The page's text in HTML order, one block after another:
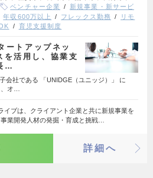
ベンチャー企業
新規事業・新サービ
年収600万以上 フレックス勤務
リモ
育児支援制度
ートアップネッ
を活用し、協業支
…
会社である 「UNIDGE（ユニッジ）」 に
オ…
イブは、クライアント企業と共に新規事業を
業開発人材の発掘・育成と挑戦…
詳細へ